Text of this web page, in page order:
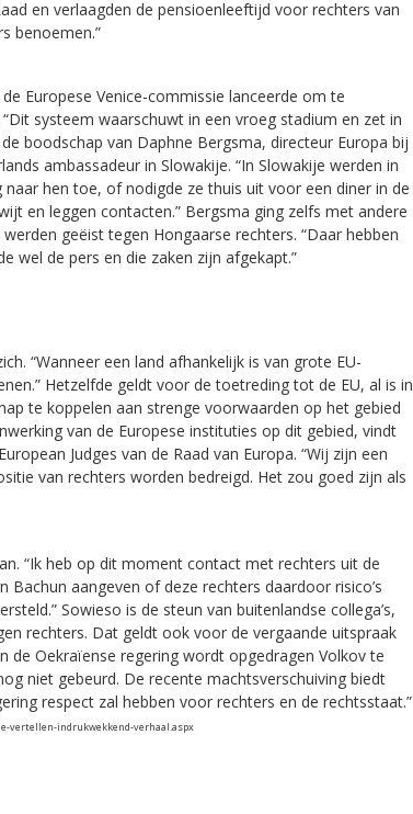
en verlaagden de pensioenleeftijd voor rechters van
benoemen.”
Europese Venice-commissie lanceerde om te
systeem waarschuwt in een vroeg stadium en zet in
boodschap van Daphne Bergsma, directeur Europa bij
ambassadeur in Slowakije. “In Slowakije werden in
hen toe, of nodigde ze thuis uit voor een diner in de
en leggen contacten.” Bergsma ging zelfs met andere
geëist tegen Hongaarse rechters. “Daar hebben
wel de pers en die zaken zijn afgekapt.”
“Wanneer een land afhankelijk is van grote EU-
Hetzelfde geldt voor de toetreding tot de EU, al is in
te koppelen aan strenge voorwaarden op het gebied
van de Europese instituties op dit gebied, vindt
Judges van de Raad van Europa. “Wij zijn een
van rechters worden bedreigd. Het zou goed zijn als
“Ik heb op dit moment contact met rechters uit de
Bachun aangeven of deze rechters daardoor risico’s
Sowieso is de steun van buitenlandse collega’s,
rechters. Dat geldt ook voor de vergaande uitspraak
de Oekraïense regering wordt opgedragen Volkov te
niet gebeurd. De recente machtsverschuiving biedt
respect zal hebben voor rechters en de rechtsstaat.”
vertellen-indrukwekkend-verhaal.aspx